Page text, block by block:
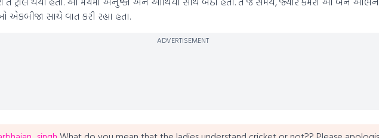
એકબીજા સાથે વાત કરી રહ્યા હતા.
ADVERTISEMENT